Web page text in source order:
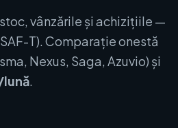
vânzările și achizițiile —
T). Comparație onestă
Nexus, Saga, Azuvio) și
.